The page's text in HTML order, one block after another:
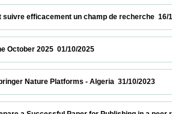
et suivre efficacement un champ de
October 2025  01/10/2025
Springer Nature Platforms - Algeria  31/